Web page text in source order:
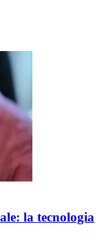
la tecnologia